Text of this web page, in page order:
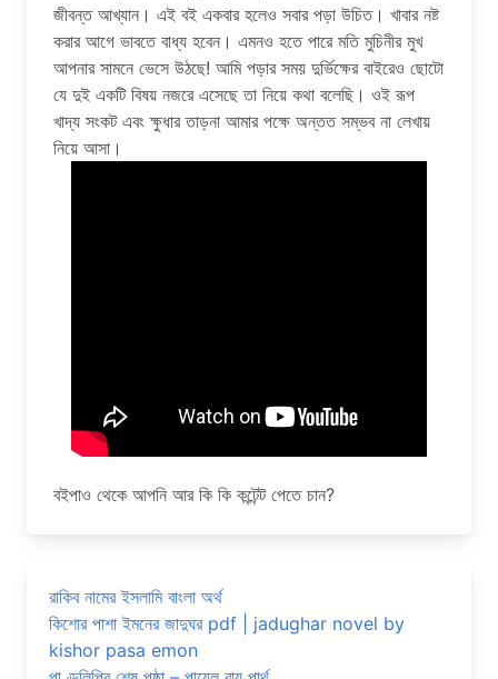
জীবন্ত আখ্যান। এই বই একবার হলেও সবার পড়া উচিত। খাবার নষ্ট
করার আগে ভাবতে বাধ্য হবেন। এমনও হতে পারে মতি মুচিনীর মুখ
আপনার সামনে ভেসে উঠছে! আমি পড়ার সময় দুর্ভিক্ষের বাইরেও ছোটো
যে দুই একটি বিষয় নজরে এসেছে তা নিয়ে কথা বলেছি। ওই রূপ
খাদ্য সংকট এবং ক্ষুধার তাড়না আমার পক্ষে অন্তত সম্ভব না লেখায়
নিয়ে আসা।
বইপাও থেকে আপনি আর কি কি কন্টেন্ট পেতে চান?
রাকিব নামের ইসলামি বাংলা অর্থ
কিশোর পাশা ইমনের জাদুঘর pdf | jadughar novel by
kishor pasa emon